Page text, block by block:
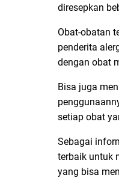
diresepkan
Obat-obatan
penderita
dengan obat
Bisa juga
setiap obat
Sebagai
terbaik untuk
yang bisa